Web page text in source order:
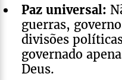
Paz universal:
guerras,
divisões
governado
Deus.